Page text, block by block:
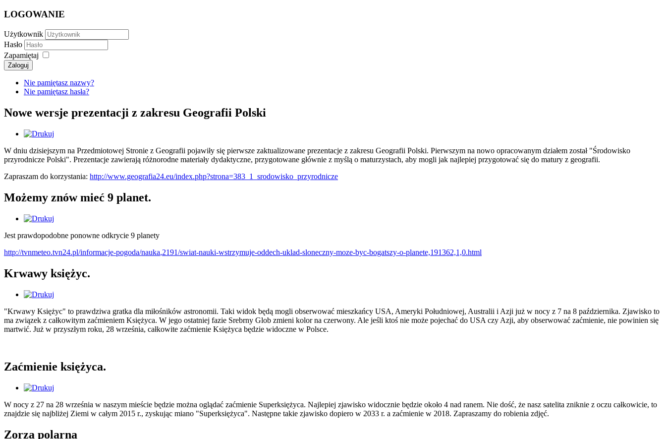
LOGOWANIE
Użytkownik
Hasło
Zapamiętaj
Zaloguj
Nie pamiętasz nazwy?
Nie pamiętasz hasła?
Nowe wersje prezentacji z zakresu Geografii Polski
W dniu dzisiejszym na Przedmiotowej Stronie z Geografii pojawiły się pierwsze zaktualizowane prezentacje z zakresu Geografii Polski. Pierwszym na nowo opracowanym działem został "Środowisko
przyrodnicze Polski". Prezentacje zawierają różnorodne materiały dydaktyczne, przygotowane głównie z myślą o maturzystach, aby mogli jak najlepiej przygotować się do matury z geografii.
Zapraszam do korzystania: http://www.geografia24.eu/index.php?strona=383_1_srodowisko_przyrodnicze
Możemy znów mieć 9 planet.
Jest prawdopodobne ponowne odkrycie 9 planety
http://tvnmeteo.tvn24.pl/informacje-pogoda/nauka,2191/swiat-nauki-wstrzymuje-oddech-uklad-sloneczny-moze-byc-bogatszy-o-planete,191362,1,0.html
Krwawy księżyc.
"Krwa­wy Księ­życ" to praw­dzi­wa grat­ka dla mi­ło­śni­ków astro­no­mii. Taki widok będą mogli ob­ser­wo­wać miesz­kań­cy USA, Ame­ry­ki Po­łu­dnio­wej, Au­stra­lii i Azji już w nocy z 7 na 8 paź­dzier­ni­ka. Zja­wi­sko to
ma zwią­zek z cał­ko­wi­tym za­ćmie­niem Księ­ży­ca. W jego ostat­niej fazie Srebr­ny Glob zmie­ni kolor na czer­wo­ny. Ale jeśli ktoś nie może po­je­chać do USA czy Azji, aby ob­ser­wo­wać za­ćmie­nie, nie po­wi­nien się
mar­twić. Już w przy­szłym roku, 28 wrze­śnia, cał­ko­wi­te za­ćmie­nie Księ­ży­ca bę­dzie wi­docz­ne w Pol­sce.
Zaćmienie księżyca.
W nocy z 27 na 28 września w naszym mieście będzie można oglądać zaćmienie Superksiężyca. Najlepiej zjawisko widocznie będzie około 4 nad ranem. Nie dość, że nasz satelita zniknie z oczu całkowicie, to
znajdzie się najbliżej Ziemi w całym 2015 r., zyskując miano "Superksiężyca". Następne takie zjawisko dopiero w 2033 r. a zaćmienie w 2018. Zapraszamy do robienia zdjęć.
Zorza polarna